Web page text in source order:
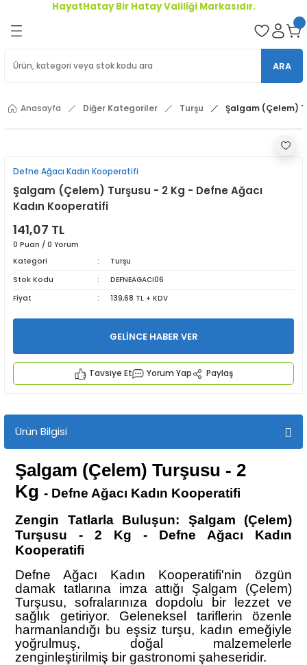
HayatHatay Bir Hatay Valiliği Markasıdır.
ARA
Anasayfa Diğer Kategoriler Turşu Şalgam (Çelem)
Defne Ağacı Kadın Kooperatifi
Şalgam (Çelem) Turşusu - 2 Kg - Defne Ağacı
Kadın Kooperatifi
141,07 TL
0 Puan / 0 Yorum
Kategori
Turşu
Stok Kodu
DEFNEAGACI06
Fiyat
139,68 TL + KDV
GELİNCE HABER VER
Tavsiye Et Yorum Yap Paylaş
Ürün Bilgisi
Şalgam (Çelem) Turşusu - 2
Kg - Defne Ağacı Kadın Kooperatifi
Zengin Tatlarla Buluşun: Şalgam (Çelem)
Turşusu - 2 Kg - Defne Ağacı Kadın
Kooperatifi
Defne Ağacı Kadın Kooperatifi'nin özgün
damak tatlarına imza attığı Şalgam (Çelem)
Turşusu, sofralarınıza dopdolu bir lezzet ve
sağlık getiriyor. Geleneksel tariflerin özenle
harmanlandığı bu eşsiz turşu, kadın emeğiyle
yoğrulmuş, doğal malzemelerle
zenginleştirilmiş bir gastronomi şaheseridir.